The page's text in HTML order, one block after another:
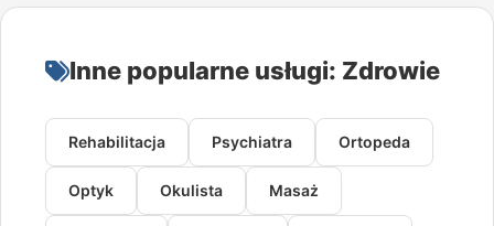
Inne popularne usługi: Zdrowie
Rehabilitacja Psychiatra Ortopeda
Optyk Okulista Masaż